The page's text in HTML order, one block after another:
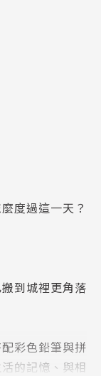
度過這一天？
到城裡更角落
彩色鉛筆與拼
的記憶、與相